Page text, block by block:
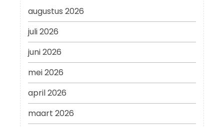
augustus 2026
juli 2026
juni 2026
mei 2026
april 2026
maart 2026